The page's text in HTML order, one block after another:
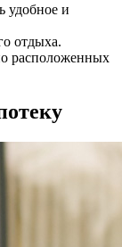
удобное и
отдыха.
расположенных